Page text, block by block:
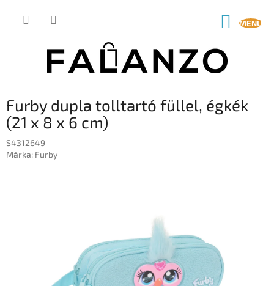
KOSÁR
Furby dupla tolltartó füllel, égkék
(21 x 8 x 6 cm)
S4312649
Márka: Furby